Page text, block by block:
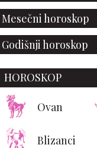
Mesečni horoskop
Godišnji horoskop
HOROSKOP
Ovan
Blizanci